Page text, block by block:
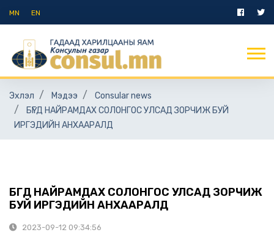
MN EN
Эхлэл Мэдээ
Consular news
БҮГД НАЙРАМДАХ СОЛОНГОС УЛСАД ЗОРЧИЖ БУЙ
ИРГЭДИЙН АНХААРАЛД
БҮГД НАЙРАМДАХ СОЛОНГОС УЛСАД ЗОРЧИЖ
БУЙ ИРГЭДИЙН АНХААРАЛД
2023-09-12 09:34:56